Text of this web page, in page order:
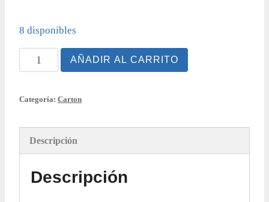
8 disponibles
Sobre
Carton
cantidad
AÑADIR AL CARRITO
Categoría: Carton
Descripción
Descripción